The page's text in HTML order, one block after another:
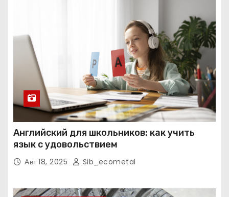
Английский для школьников: как учить
язык с удовольствием
Авг 18, 2025 Sib_ecometal